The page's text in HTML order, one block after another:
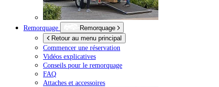
Remorquage
Remorquage
Retour au menu principal
Commencer une réservation
Vidéos explicatives
Conseils pour le remorquage
FAQ
Attaches et accessoires